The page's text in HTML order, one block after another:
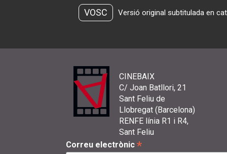
VOSC Versió original subtitulada en
CINEBAIX
C/ Joan Batllori, 21
Sant Feliu de
Llobregat (Barcelona)
RENFE línia R1 i R4,
Sant Feliu
Correu electrònic *